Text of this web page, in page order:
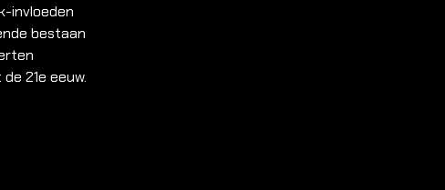
invloeden
bestaan
21e eeuw.